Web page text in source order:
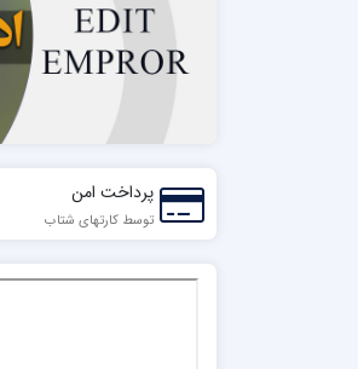
پرداخت امن
توسط کارتهای شتاب